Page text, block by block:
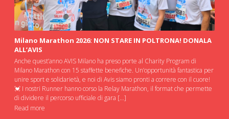
Milano Marathon 2026: NON STARE IN POLTRONA! DONALA
ALL’AVIS
Anche quest’anno AVIS Milano ha preso porte al Charity Program di
Milano Marathon con 15 staffette benefiche. Un’opportunità fantastica per
unire sport e solidarietà, e noi di Avis siamo pronti a correre con il cuore!
💓 I nostri Runner hanno corso la Relay Marathon, il format che permette
di dividere il percorso ufficiale di gara […]
Read more